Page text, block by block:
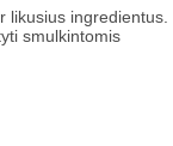
likusius ingredientus.
smulkintomis